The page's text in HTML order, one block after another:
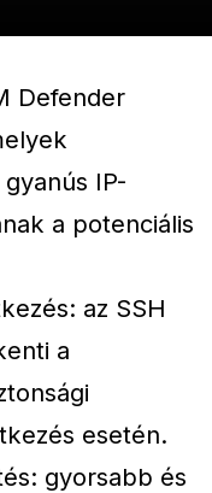
Defender
IP-
a potenciális
az SSH
a
esetén.
gyorsabb és